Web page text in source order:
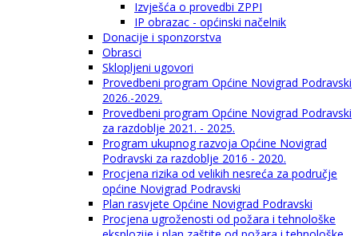
Izvješća o provedbi ZPPI
IP obrazac - općinski načelnik
Donacije i sponzorstva
Obrasci
Sklopljeni ugovori
Provedbeni program Općine Novigrad Podravski
2026.-2029.
Provedbeni program Općine Novigrad Podravski
za razdoblje 2021. - 2025.
Program ukupnog razvoja Općine Novigrad
Podravski za razdoblje 2016 - 2020.
Procjena rizika od velikih nesreća za područje
općine Novigrad Podravski
Plan rasvjete Općine Novigrad Podravski
Procjena ugroženosti od požara i tehnološke